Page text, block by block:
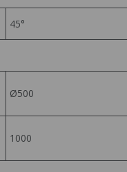
45°
Ø500
1000